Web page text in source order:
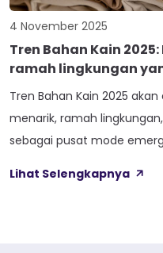
4 November 2025
Tren Bahan Kain
ramah lingkungan
Tren Bahan Kain 2025
menarik, ramah
sebagai pusat mode
dan etika produksi.
Lihat Selengkapnya